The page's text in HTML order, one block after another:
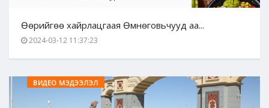
Өөрийгөө хайрлацгаая Өмнөговьчууд аа...
2024-03-12 11:37:23
ВИДЕО МЭДЭЭЛЭЛ